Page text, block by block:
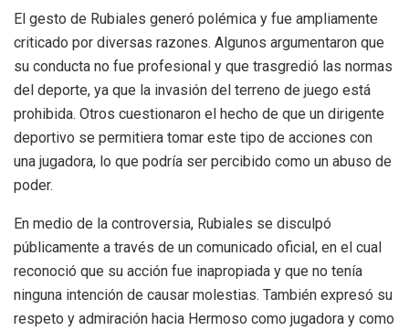
El gesto de Rubiales generó polémica y fue ampliamente
criticado por diversas razones. Algunos argumentaron que
su conducta no fue profesional y que trasgredió las normas
del deporte, ya que la invasión del terreno de juego está
prohibida. Otros cuestionaron el hecho de que un dirigente
deportivo se permitiera tomar este tipo de acciones con
una jugadora, lo que podría ser percibido como un abuso de
poder.
En medio de la controversia, Rubiales se disculpó
públicamente a través de un comunicado oficial, en el cual
reconoció que su acción fue inapropiada y que no tenía
ninguna intención de causar molestias. También expresó su
respeto y admiración hacia Hermoso como jugadora y como